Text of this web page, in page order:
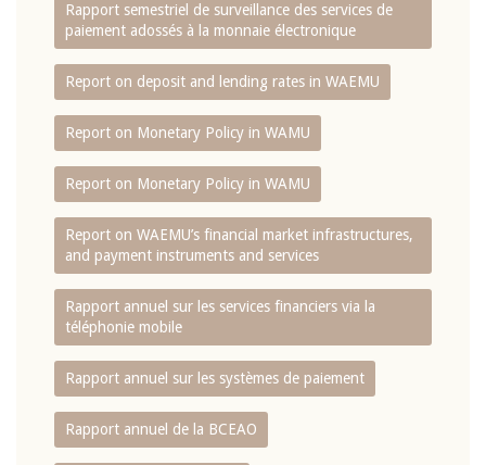
Rapport semestriel de surveillance des services de
paiement adossés à la monnaie électronique
Report on deposit and lending rates in WAEMU
Report on Monetary Policy in WAMU
Report on Monetary Policy in WAMU
Report on WAEMU’s financial market infrastructures,
and payment instruments and services
Rapport annuel sur les services financiers via la
téléphonie mobile
Rapport annuel sur les systèmes de paiement
Rapport annuel de la BCEAO